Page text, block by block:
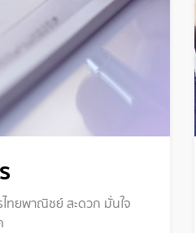
ไทยพาณิชย์ สะดวก มั่นใจ